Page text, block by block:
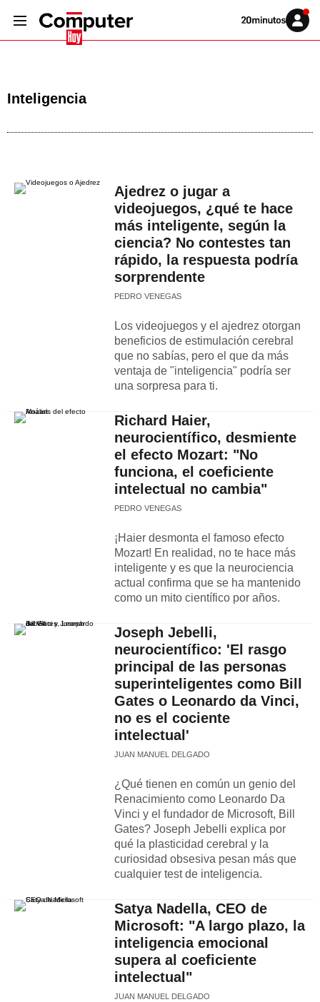
Volver
Iniciar
sesión
Inteligencia
Ajedrez o jugar a
videojuegos, ¿qué te hace
más inteligente, según la
ciencia? No contestes tan
rápido, la respuesta podría
sorprendente
PEDRO VENEGAS
Los videojuegos y el ajedrez otorgan
beneficios de estimulación cerebral
que no sabías, pero el que da más
ventaja de "inteligencia" podría ser
una sorpresa para ti.
Richard Haier,
neurocientífico, desmiente
el efecto Mozart: "No
funciona, el coeficiente
intelectual no cambia"
PEDRO VENEGAS
¡Haier desmonta el famoso efecto
Mozart! En realidad, no te hace más
inteligente y es que la neurociencia
actual confirma que se ha mantenido
como un mito científico por años.
Joseph Jebelli,
neurocientífico: 'El rasgo
principal de las personas
superinteligentes como Bill
Gates o Leonardo da Vinci,
no es el cociente
intelectual'
JUAN MANUEL DELGADO
¿Qué tienen en común un genio del
Renacimiento como Leonardo Da
Vinci y el fundador de Microsoft, Bill
Gates? Joseph Jebelli explica por
qué la plasticidad cerebral y la
curiosidad obsesiva pesan más que
cualquier test de inteligencia.
Satya Nadella, CEO de
Microsoft: "A largo plazo, la
inteligencia emocional
supera al coeficiente
intelectual"
JUAN MANUEL DELGADO